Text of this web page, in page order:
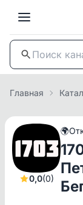
Главная
0,0(0)
🌍